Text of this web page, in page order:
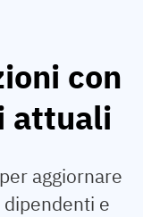
con
attuali
aggiornare
e